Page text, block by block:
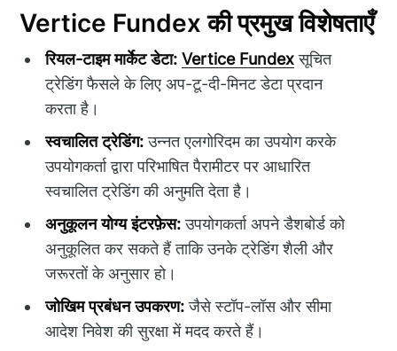
Vertice Fundex की प्रमुख विशेषताएँ
रियल-टाइम मार्केट डेटा: Vertice Fundexसूचित
ट्रेडिंग फैसले के लिए अप-टू-दी-मिनट डेटा प्रदान
करता है।
स्वचालित ट्रेडिंग:उन्नत एलगोरिदम का उपयोग करके
उपयोगकर्ता द्वारा परिभाषित पैरामीटर पर आधारित
स्वचालित ट्रेडिंग की अनुमति देता है।
अनुकूलन योग्य इंटरफ़ेस:उपयोगकर्ता अपने डैशबोर्ड को
अनुकूलित कर सकते हैं ताकि उनके ट्रेडिंग शैली और
जरूरतों के अनुसार हो।
जोखिम प्रबंधन उपकरण:जैसे स्टॉप-लॉस और सीमा
आदेश निवेश की सुरक्षा में मदद करते हैं।